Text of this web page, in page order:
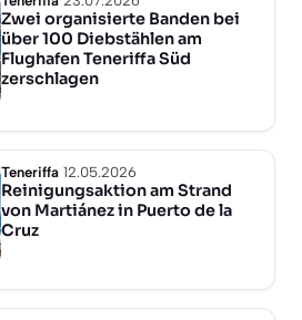
Zwei organisierte Banden bei
über 100 Diebstählen am
Flughafen Teneriffa Süd
zerschlagen
Teneriffa 12.05.2026
Reinigungsaktion am Strand
von Martiánez in Puerto de la
Cruz